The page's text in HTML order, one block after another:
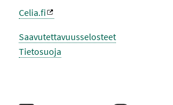
Celia.fi
Saavutettavuusselosteet
Tietosuoja